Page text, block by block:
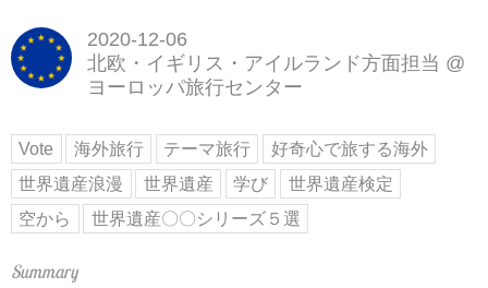
2020-12-06
北欧・イギリス・アイルランド方面担当 @
ヨーロッパ旅行センター
Vote 海外旅行 テーマ旅行
好奇心で旅する海外
世界遺産浪漫
世界遺産 学び
世界遺産検定
空から
世界遺産〇〇シリーズ５選